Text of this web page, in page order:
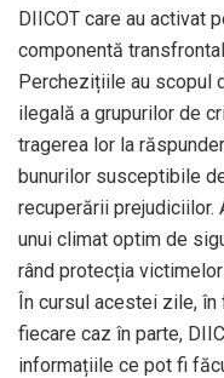
DIICOT care au activat
componentă
Perchezițiile au scopul
ilegală a grupurilor de
tragerea lor la
bunurilor susceptibile
recuperării prejudiciilor.
unui climat optim de
rând protecția
În cursul acestei zile, în
fiecare caz în parte,
informațiile ce pot fi